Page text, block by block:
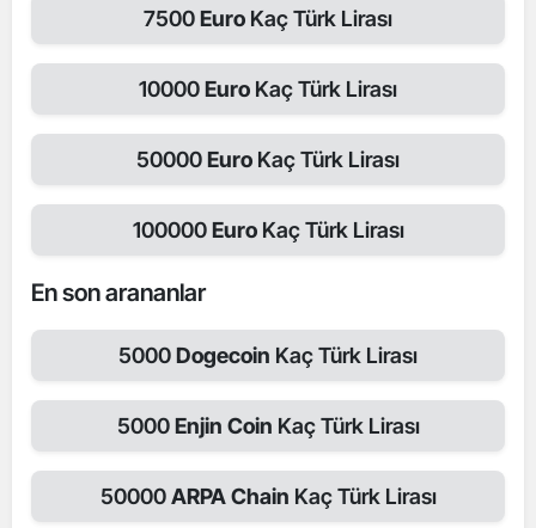
7500Euro Kaç Türk Lirası
10000Euro Kaç Türk Lirası
50000Euro Kaç Türk Lirası
100000EuroKaç Türk Lirası
En son arananlar
5000Dogecoin Kaç Türk Lirası
5000Enjin Coin Kaç Türk Lirası
50000ARPA Chain Kaç Türk Lirası